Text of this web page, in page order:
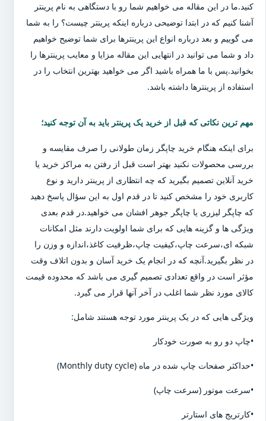
کنید.ما در این مقاله می خواهیم شما رو با دستگاهی به نام پرینتر
آشنا کنیم که در ابتدا توضیحی درباره اینکه پرینتر چیست؟ را به شما
می گوییم و بعد درباره انواع این پرینترها برای شما توضیح خواهیم
داد و شما می توانید در انتهایی این مقاله مزایا و معایب پرینترها را
بخوانید.پس با ما همراه باشید اگر می خواهید بهترین انتخاب را در
استفاده از پرینترها داشته باشد.
مهم ترین نکاتی که قبل از خرید یک پرینتر باید به آن توجه کنید؛
برای اینکه هنگام خرید چاپگر زمان طولانی را صرف مقایسه و
بررسی محصولات نکنید بهتر است قبل از رفتن به مراکز خرید یا
خرید آنلاین تصمیم بگیرید که چه انتظاری از پرینتر دارید و نوع
کاربری خود را مشخص کنید تا در قدم اول به این سؤال پاسخ دهید
که چاپگر لیزری یا چاپگر جوهر افشان می خواهید.در قدم بعدی
ویژگی ها و گزینه هایی که برای شما اولویت دارند مثل امکانات
شبکه ای،سرعت چاپ،کیفیت چاپ،ظرفیت کاغذ،اندازه و وزن را
در نظر بگیرید.آنچه که در انجام یک خرید آسان و بدون اتلاف وقت
مؤثر است در واقع تعدادی تصمیم گیری می باشد که محدوده قیمت
کالای مورد نظر شما اغلب در آخر آنها قرار می گیرد.
ویژگی هایی که در یک پرینتر مورد توجه هستند شامل:
•چاپ دو رو به صورت خودکار
•حداکثر صفحات چاپ شده در ماه (Monthly duty cycle)
•سرعت موتور (سرعت چاپ)
•کارتریج های استارتر